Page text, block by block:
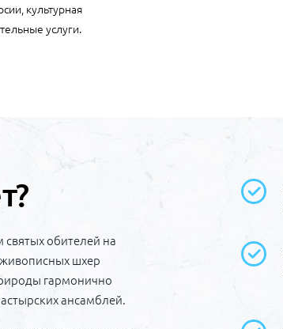
культурная
услуги.
обителей на
шхер
гармонично
ансамблей.